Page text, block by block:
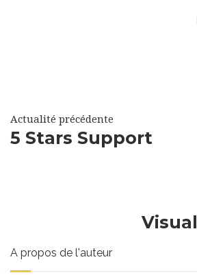
Actualité précédente
5 Stars Support
A propos de l'auteur